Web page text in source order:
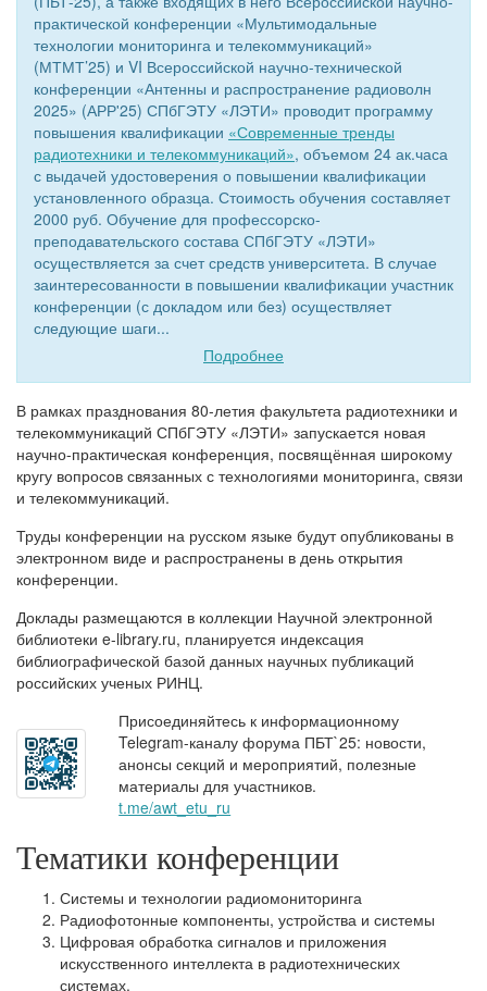
практической конференции «Мультимодальные
технологии мониторинга и телекоммуникаций»
(МТМТ’25) и VI Всероссийской научно-технической
конференции «Антенны и распространение радиоволн
2025» (АРР'25) СПбГЭТУ «ЛЭТИ» проводит программу
повышения квалификации «Современные тренды
радиотехники и телекоммуникаций», объемом 24 ак.часа
с выдачей удостоверения о повышении квалификации
установленного образца. Стоимость обучения составляет
2000 руб. Обучение для профессорско-
преподавательского состава СПбГЭТУ «ЛЭТИ»
осуществляется за счет средств университета. В случае
заинтересованности в повышении квалификации участник
конференции (с докладом или без) осуществляет
следующие шаги...
Подробнее
В рамках празднования 80-летия факультета радиотехники и
телекоммуникаций СПбГЭТУ «ЛЭТИ» запускается новая
научно-практическая конференция, посвящённая широкому
кругу вопросов связанных с технологиями мониторинга, связи
и телекоммуникаций.
Труды конференции на русском языке будут опубликованы в
электронном виде и распространены в день открытия
конференции.
Доклады размещаются в коллекции Научной электронной
библиотеки e-library.ru, планируется индексация
библиографической базой данных научных публикаций
российских ученых РИНЦ.
Присоединяйтесь к информационному
Telegram-каналу форума ПБТ`25: новости,
анонсы секций и мероприятий, полезные
материалы для участников.
t.me/awt_etu_ru
Тематики конференции
Системы и технологии радиомониторинга
Радиофотонные компоненты, устройства и системы
Цифровая обработка сигналов и приложения
искусственного интеллекта в радиотехнических
системах.